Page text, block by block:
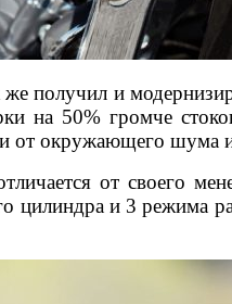
получил и
на 50% громче
от окружающего шума
от своего
цилиндра и 3